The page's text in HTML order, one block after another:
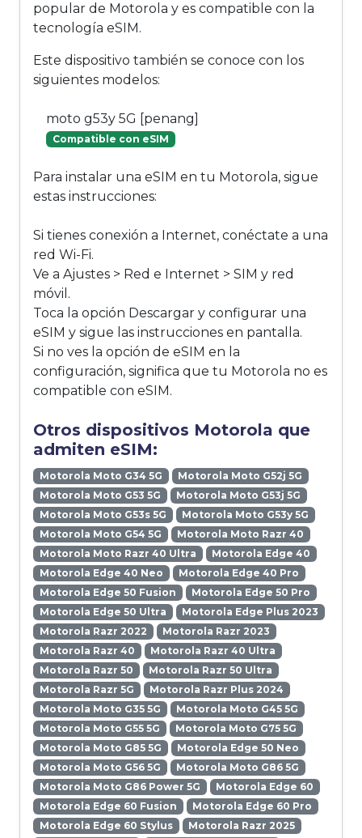
popular de Motorola y es compatible con la
tecnología eSIM.
Este dispositivo también se conoce con los
siguientes modelos:
moto g53y 5G [penang]
Compatible con eSIM
Para instalar una eSIM en tu Motorola, sigue
estas instrucciones:
Si tienes conexión a Internet, conéctate a una
red Wi-Fi.
Ve a Ajustes > Red e Internet > SIM y red
móvil.
Toca la opción Descargar y configurar una
eSIM y sigue las instrucciones en pantalla.
Si no ves la opción de eSIM en la
configuración, significa que tu Motorola no es
compatible con eSIM.
Otros dispositivos Motorola que
admiten eSIM:
Motorola Moto G34 5G
Motorola Moto G52j 5G
Motorola Moto G53 5G
Motorola Moto G53j 5G
Motorola Moto G53s 5G
Motorola Moto G53y 5G
Motorola Moto G54 5G
Motorola Moto Razr 40
Motorola Moto Razr 40 Ultra
Motorola Edge 40
Motorola Edge 40 Neo
Motorola Edge 40 Pro
Motorola Edge 50 Fusion
Motorola Edge 50 Pro
Motorola Edge 50 Ultra
Motorola Edge Plus 2023
Motorola Razr 2022
Motorola Razr 2023
Motorola Razr 40
Motorola Razr 40 Ultra
Motorola Razr 50
Motorola Razr 50 Ultra
Motorola Razr 5G
Motorola Razr Plus 2024
Motorola Moto G35 5G
Motorola Moto G45 5G
Motorola Moto G55 5G
Motorola Moto G75 5G
Motorola Moto G85 5G
Motorola Edge 50 Neo
Motorola Moto G56 5G
Motorola Moto G86 5G
Motorola Moto G86 Power 5G
Motorola Edge 60
Motorola Edge 60 Fusion
Motorola Edge 60 Pro
Motorola Edge 60 Stylus
Motorola Razr 2025